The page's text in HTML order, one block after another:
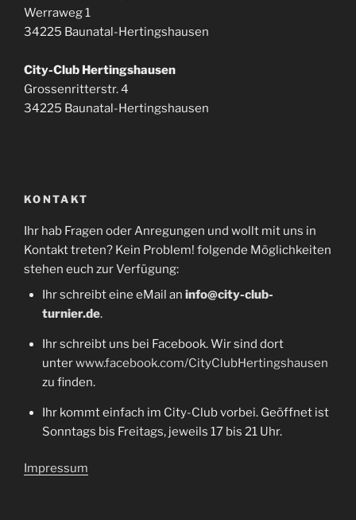
Werraweg 1
34225 Baunatal-Hertingshausen
City-Club Hertingshausen
Grossenritterstr. 4
34225 Baunatal-Hertingshausen
KONTAKT
Ihr hab Fragen oder Anregungen und wollt mit uns in
Kontakt treten? Kein Problem! folgende Möglichkeiten
stehen euch zur Verfügung:
Ihr schreibt eine eMail an info@city-club-
turnier.de.
Ihr schreibt uns bei Facebook. Wir sind dort
unterwww.facebook.com/CityClubHertingshausen
zu finden.
Ihr kommt einfach im City-Club vorbei. Geöffnet ist
Sonntags bis Freitags, jeweils 17 bis 21 Uhr.
Impressum